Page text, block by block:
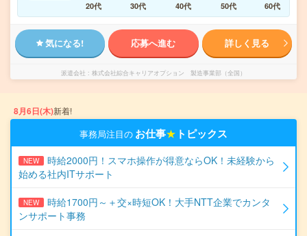
20代
30代 40代 50代 60代
気になる! 応募へ進む 詳しく見る
派遣会社 株式会社綜合キャリアオプション 製造事業部（全国）
8月6日(木)新着!
事務局注目の お仕事★ トピックス
NEW
時給2000円！スマホ操作が得意ならOK！未経験から
始める社内ITサポート
NEW
時給1700円～＋交×時短OK！大手NTT企業でカンタ
ンサポート事務